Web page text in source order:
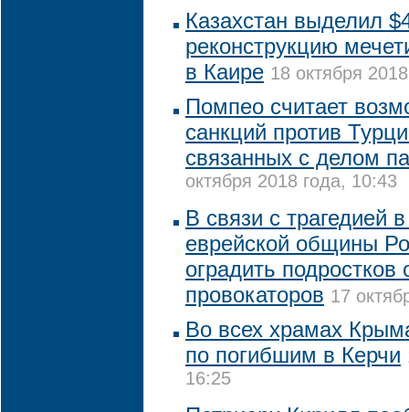
Казахстан выделил
реконструкцию
в Каире 18 октября
Помпео считает
санкций против
связанных с делом
октября 2018 года, 10:43
В связи с трагедией
еврейской общины
оградить подростков
провокаторов 17
Во всех храмах
по погибшим в Керчи
16:25